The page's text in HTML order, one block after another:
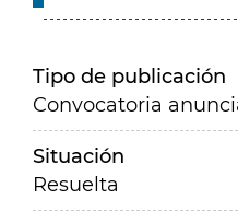
Tipo de publicación
Convocatoria
Situación
Resuelta